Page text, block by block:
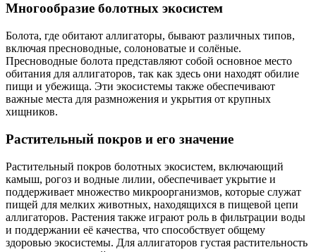
Многообразие болотных экосистем
Болота, где обитают аллигаторы, бывают различных типов,
включая пресноводные, солоноватые и солёные.
Пресноводные болота представляют собой основное место
обитания для аллигаторов, так как здесь они находят обилие
пищи и убежища. Эти экосистемы также обеспечивают
важные места для размножения и укрытия от крупных
хищников.
Растительный покров и его значение
Растительный покров болотных экосистем, включающий
камыш, рогоз и водные лилии, обеспечивает укрытие и
поддерживает множество микроорганизмов, которые служат
пищей для мелких животных, находящихся в пищевой цепи
аллигаторов. Растения также играют роль в фильтрации воды
и поддержании её качества, что способствует общему
здоровью экосистемы. Для аллигаторов густая растительность